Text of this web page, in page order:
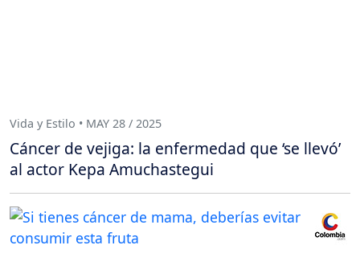
Vida y Estilo • MAY 28 / 2025
Cáncer de vejiga: la enfermedad que ‘se llevó’
al actor Kepa Amuchastegui